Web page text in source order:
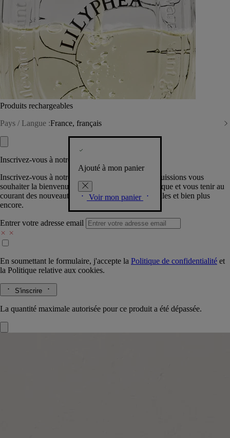
Produits rechargeables
Pays / Langue :France, français
Ajouté à mon panier
Voir mon panier
Inscrivez-vous à notre Newsletter
Inscrivez-vous à notre newsletter pour que nous puissions vous
souhaiter la bienvenue dans la communauté Diptyque et vous tenir au
courant des nouveautés, événements, offres spéciales et bien plus
encore.
Entrer votre adresse email
En soumettant le formulaire, j'accepte la Politique de confidentialité et
la Politique relative aux cookies.
S'inscrire
La quantité maximale autorisée pour ce produit a été dépassée.